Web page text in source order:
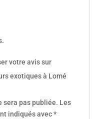
votre avis sur
exotiques à Lomé
sera pas publiée. Les
indiqués avec*